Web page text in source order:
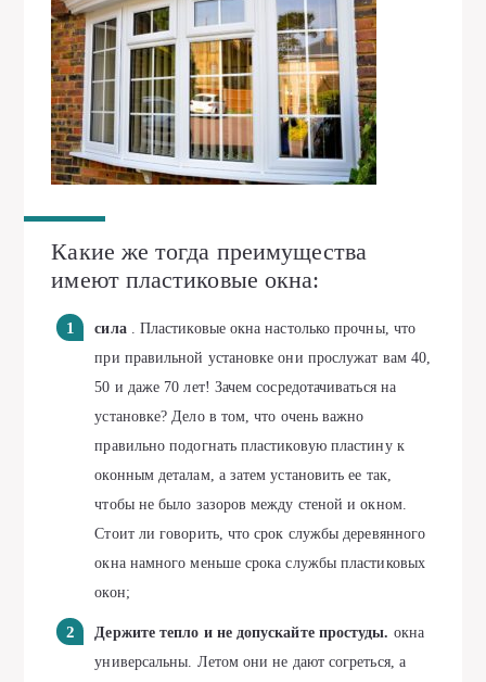
Какие же тогда преимущества
имеют пластиковые окна:
сила . Пластиковые окна настолько прочны, что
при правильной установке они прослужат вам 40,
50 и даже 70 лет! Зачем сосредотачиваться на
установке? Дело в том, что очень важно
правильно подогнать пластиковую пластину к
оконным деталам, а затем установить ее так,
чтобы не было зазоров между стеной и окном.
Стоит ли говорить, что срок службы деревянного
окна намного меньше срока службы пластиковых
окон;
Держите тепло и не допускайте простуды. окна
универсальны. Летом они не дают согреться, а